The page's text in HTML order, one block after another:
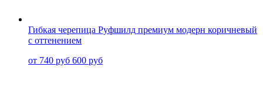
Гибкая черепица Руфшилд премиум модерн коричневый
с оттенением
от 740 руб 600 руб